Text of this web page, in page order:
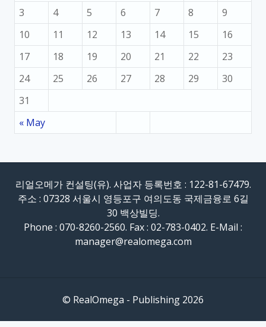
« May
3
4 5 6 7 8
9
10
11 12 13 14 15
16
17
18 19 20 21 22
23
24
25 26 27 28 29
30
31
리얼오메가 컨설팅(유). 사업자 등록번호 : 122-81-67479.
주소 : 07328 서울시 영등포구 여의도동 국제금융로 6길
30 백상빌딩.
Phone : 070-8260-2560. Fax : 02-783-0402. E-Mail :
manager@realomega.com
© RealOmega - Publishing 2026